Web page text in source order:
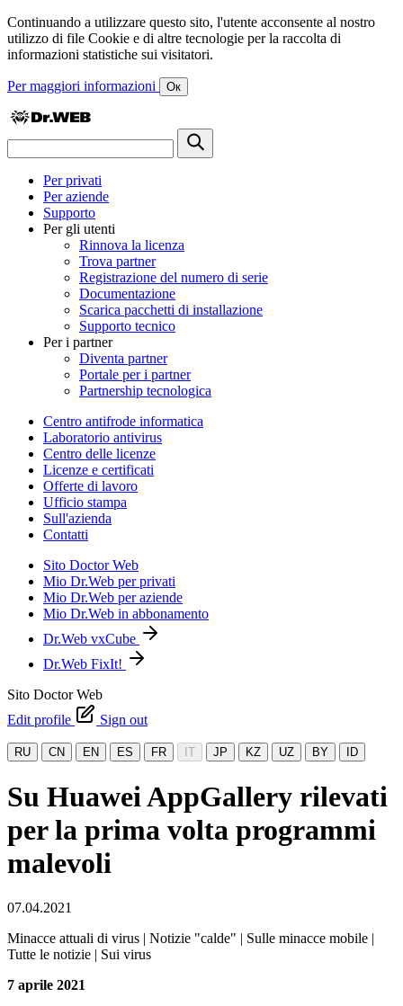
Continuando a utilizzare questo sito, l'utente acconsente al nostro
utilizzo di file Cookie e di altre tecnologie per la raccolta di
informazioni statistiche sui visitatori.
Per maggiori informazioni Ок
Per privati
Per aziende
Supporto
Per gli utenti
Rinnova la licenza
Trova partner
Registrazione del numero di serie
Documentazione
Scarica pacchetti di installazione
Supporto tecnico
Per i partner
Diventa partner
Portale per i partner
Partnership tecnologica
Centro antifrode informatica
Laboratorio antivirus
Centro delle licenze
Licenze e certificati
Offerte di lavoro
Ufficio stampa
Sull'azienda
Contatti
Sito Doctor Web
Mio Dr.Web per privati
Mio Dr.Web per aziende
Mio Dr.Web in abbonamento
Dr.Web vxCube
Dr.Web FixIt!
Sito Doctor Web
Edit profile
Sign out
RU CN EN ES FR IT JP KZ UZ BY ID
Su Huawei AppGallery rilevati
per la prima volta programmi
malevoli
07.04.2021
Minacce attuali di virus | Notizie "calde" | Sulle minacce mobile |
Tutte le notizie | Sui virus
7 aprile 2021